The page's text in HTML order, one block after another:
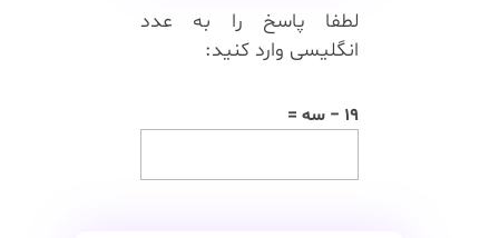
لطفا پاسخ را به عدد
انگلیسی وارد کنید:
19 − سه =